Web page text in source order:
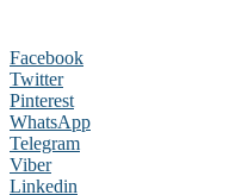
Facebook
Twitter
Pinterest
WhatsApp
Telegram
Viber
Linkedin